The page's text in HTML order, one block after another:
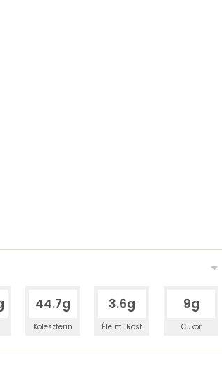
44.7g
Koleszterin
3.6g
Élelmi Rost
9g
Cukor